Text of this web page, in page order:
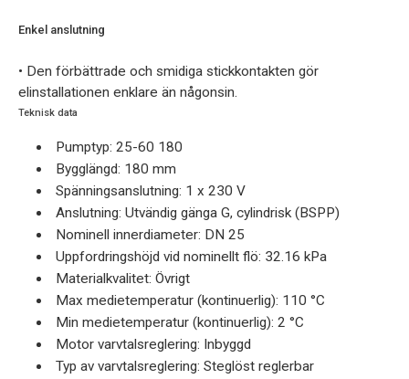
Enkel anslutning
• Den förbättrade och smidiga stickkontakten gör
elinstallationen enklare än någonsin.
Teknisk data
Pumptyp: 25-60 180
Bygglängd: 180 mm
Spänningsanslutning: 1 x 230 V
Anslutning: Utvändig gänga G, cylindrisk (BSPP)
Nominell innerdiameter: DN 25
Uppfordringshöjd vid nominellt flö: 32.16 kPa
Materialkvalitet: Övrigt
Max medietemperatur (kontinuerlig): 110 °C
Min medietemperatur (kontinuerlig): 2 °C
Motor varvtalsreglering: Inbyggd
Typ av varvtalsreglering: Steglöst reglerbar